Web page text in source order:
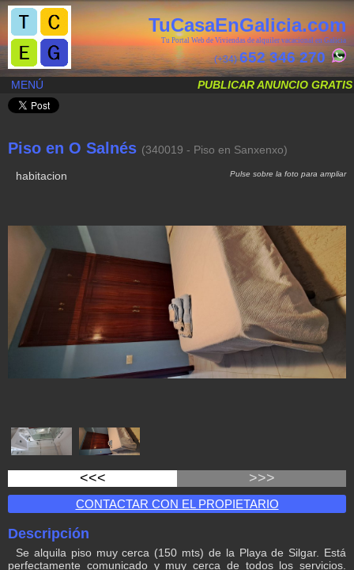
TuCasaEnGalicia.com
Tu Portal Web de Viviendas de alquiler vacacional en Galicia
(+34)652 346 270
MENÚ PUBLICAR ANUNCIO GRATIS
Piso en O Salnés (340019 - Piso en Sanxenxo)
baño Pulse sobre la foto para ampliar
<<< >>>
CONTACTAR CON EL PROPIETARIO
Descripción
Se alquila piso muy cerca (150 mts) de la Playa de Silgar. Está
perfectamente comunicado y muy cerca de todos los servicios.